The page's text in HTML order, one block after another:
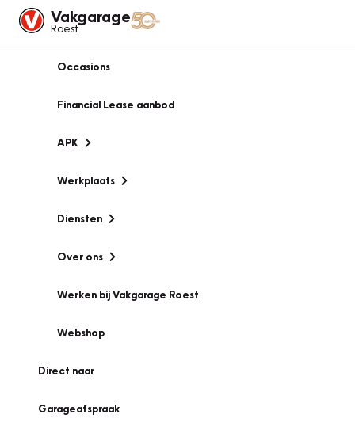
Vakgarage
Roest
Occasions
Financial Lease aanbod
APK
Werkplaats
Diensten
Over ons
Werken bij Vakgarage Roest
Webshop
Direct naar
Garageafspraak